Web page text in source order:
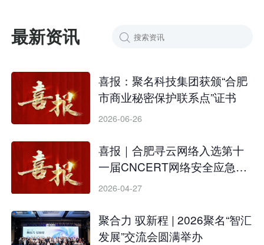
最新资讯 
喜报：聚名科技集团获颁“合肥
市商业秘密保护联系点”证书
2026-06-26
喜报｜合肥寻云网络入选第十
一届CNCERT网络安全应急服
务支撑单位
2026-04-27
聚合力 驭新程 | 2026聚名“智汇
发展”交流会圆满举办